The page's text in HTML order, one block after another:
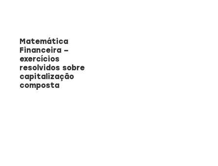
Matemática
Financeira –
exercícios
resolvidos sobre
capitalização
composta